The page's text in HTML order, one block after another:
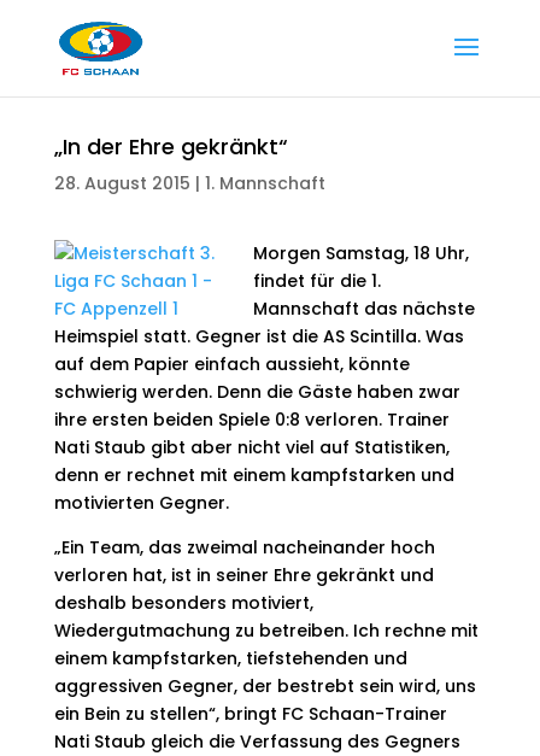
„In der Ehre gekränkt“
28. August 2015 | 1. Mannschaft
Morgen Samstag, 18 Uhr,
findet für die 1.
Mannschaft das nächste
Heimspiel statt. Gegner ist die AS Scintilla. Was
auf dem Papier einfach aussieht, könnte
schwierig werden. Denn die Gäste haben zwar
ihre ersten beiden Spiele 0:8 verloren. Trainer
Nati Staub gibt aber nicht viel auf Statistiken,
denn er rechnet mit einem kampfstarken und
motivierten Gegner.
„Ein Team, das zweimal nacheinander hoch
verloren hat, ist in seiner Ehre gekränkt und
deshalb besonders motiviert,
Wiedergutmachung zu betreiben. Ich rechne mit
einem kampfstarken, tiefstehenden und
aggressiven Gegner, der bestrebt sein wird, uns
ein Bein zu stellen“, bringt FC Schaan-Trainer
Nati Staub gleich die Verfassung des Gegners